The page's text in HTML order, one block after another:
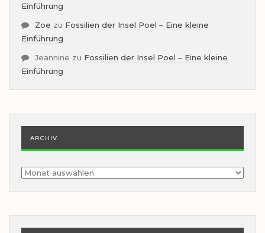
Einführung
Zoe zu Fossilien der Insel Poel – Eine kleine
Einführung
Jeannine zu Fossilien der Insel Poel – Eine kleine
Einführung
ARCHIV
Archiv